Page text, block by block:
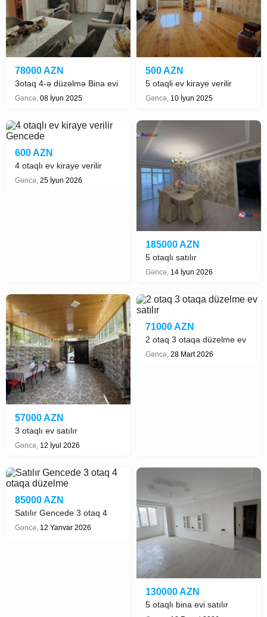
78000 AZN
3otaq 4-ə düzəlmə Bina evi
satılır
Gəncə, 08 İyun 2025
500 AZN
5 otaqli ev kiraye verilir
Gəncə, 10 İyun 2025
600 AZN
4 otaqlı ev kiraye verilir
Gencede
Gəncə, 25 İyun 2026
185000 AZN
5 otaqlı satılır
Gəncə, 14 İyun 2026
57000 AZN
3 otaqlı ev satılır
Gəncə, 12 İyul 2026
71000 AZN
2 otaq 3 otaqa düzelme ev
satılır
Gəncə, 28 Mart 2026
85000 AZN
Satılır Gencede 3 otaq 4
otaqa düzelme
Gəncə, 12 Yanvar 2026
130000 AZN
5 otaqlı bina evi satılır